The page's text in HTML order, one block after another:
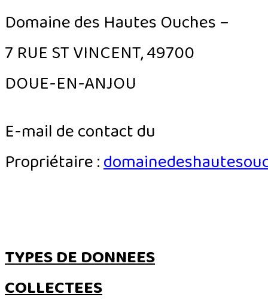
Domaine des Hautes Ouches –
7 RUE ST VINCENT, 49700
DOUE-EN-ANJOU
E-mail de contact du
Propriétaire :
TYPES DE DONNEES
COLLECTEES